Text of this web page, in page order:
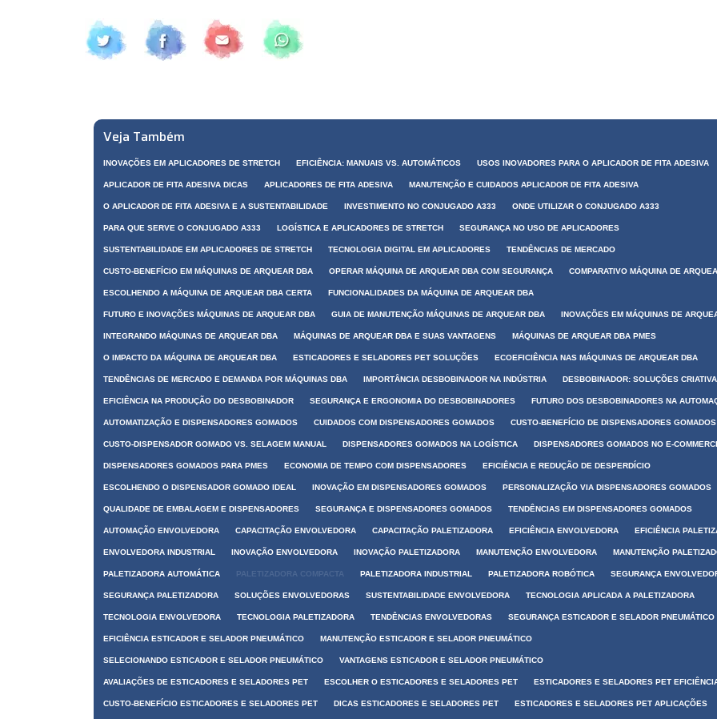
Veja Também
INOVAÇÕES EM APLICADORES DE STRETCH EFICIÊNCIA: MANUAIS VS. AUTOMÁTICOS USOS INOVADORES PARA O APLICADOR DE FITA ADESIVA
APLICADOR DE FITA ADESIVA DICAS APLICADORES DE FITA ADESIVA MANUTENÇÃO E CUIDADOS APLICADOR DE FITA ADESIVA
O APLICADOR DE FITA ADESIVA E A SUSTENTABILIDADE INVESTIMENTO NO CONJUGADO A333 ONDE UTILIZAR O CONJUGADO A333
PARA QUE SERVE O CONJUGADO A333 LOGÍSTICA E APLICADORES DE STRETCH SEGURANÇA NO USO DE APLICADORES
SUSTENTABILIDADE EM APLICADORES DE STRETCH TECNOLOGIA DIGITAL EM APLICADORES TENDÊNCIAS DE MERCADO
CUSTO-BENEFÍCIO EM MÁQUINAS DE ARQUEAR DBA OPERAR MÁQUINA DE ARQUEAR DBA COM SEGURANÇA COMPARATIVO MÁQUINA DE
ESCOLHENDO A MÁQUINA DE ARQUEAR DBA CERTA FUNCIONALIDADES DA MÁQUINA DE ARQUEAR DBA
FUTURO E INOVAÇÕES MÁQUINAS DE ARQUEAR DBA GUIA DE MANUTENÇÃO MÁQUINAS DE ARQUEAR DBA INOVAÇÕES EM MÁQUINAS DE
INTEGRANDO MÁQUINAS DE ARQUEAR DBA MÁQUINAS DE ARQUEAR DBA E SUAS VANTAGENS MÁQUINAS DE ARQUEAR DBA PMES
O IMPACTO DA MÁQUINA DE ARQUEAR DBA ESTICADORES E SELADORES PET SOLUÇÕES ECOEFICIÊNCIA NAS MÁQUINAS DE ARQUEAR DBA
TENDÊNCIAS DE MERCADO E DEMANDA POR MÁQUINAS DBA IMPORTÂNCIA DESBOBINADOR NA INDÚSTRIA DESBOBINADOR: SOLUÇÕES
EFICIÊNCIA NA PRODUÇÃO DO DESBOBINADOR SEGURANÇA E ERGONOMIA DO DESBOBINADORES FUTURO DOS DESBOBINADORES NA
AUTOMATIZAÇÃO E DISPENSADORES GOMADOS CUIDADOS COM DISPENSADORES GOMADOS CUSTO-BENEFÍCIO DE DISPENSADORES GOMADOS
CUSTO-DISPENSADOR GOMADO VS. SELAGEM MANUAL DISPENSADORES GOMADOS NA LOGÍSTICA DISPENSADORES GOMADOS NO E-
DISPENSADORES GOMADOS PARA PMES ECONOMIA DE TEMPO COM DISPENSADORES EFICIÊNCIA E REDUÇÃO DE DESPERDÍCIO
ESCOLHENDO O DISPENSADOR GOMADO IDEAL INOVAÇÃO EM DISPENSADORES GOMADOS PERSONALIZAÇÃO VIA DISPENSADORES GOMADOS
QUALIDADE DE EMBALAGEM E DISPENSADORES SEGURANÇA E DISPENSADORES GOMADOS TENDÊNCIAS EM DISPENSADORES GOMADOS
AUTOMAÇÃO ENVOLVEDORA CAPACITAÇÃO ENVOLVEDORA CAPACITAÇÃO PALETIZADORA EFICIÊNCIA ENVOLVEDORA EFICIÊNCIA
ENVOLVEDORA INDUSTRIAL INOVAÇÃO ENVOLVEDORA INOVAÇÃO PALETIZADORA MANUTENÇÃO ENVOLVEDORA MANUTENÇÃO
PALETIZADORA AUTOMÁTICA PALETIZADORA COMPACTA PALETIZADORA INDUSTRIAL PALETIZADORA ROBÓTICA SEGURANÇA
SEGURANÇA PALETIZADORA SOLUÇÕES ENVOLVEDORAS SUSTENTABILIDADE ENVOLVEDORA TECNOLOGIA APLICADA A PALETIZADORA
TECNOLOGIA ENVOLVEDORA TECNOLOGIA PALETIZADORA TENDÊNCIAS ENVOLVEDORAS SEGURANÇA ESTICADOR E SELADOR PNEUMÁTICO
EFICIÊNCIA ESTICADOR E SELADOR PNEUMÁTICO MANUTENÇÃO ESTICADOR E SELADOR PNEUMÁTICO
SELECIONANDO ESTICADOR E SELADOR PNEUMÁTICO VANTAGENS ESTICADOR E SELADOR PNEUMÁTICO
AVALIAÇÕES DE ESTICADORES E SELADORES PET ESCOLHER O ESTICADORES E SELADORES PET ESTICADORES E SELADORES PET
CUSTO-BENEFÍCIO ESTICADORES E SELADORES PET DICAS ESTICADORES E SELADORES PET ESTICADORES E SELADORES PET APLICAÇÕES